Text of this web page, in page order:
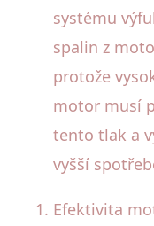
systému
spalin z
protože
motor musí
tento tlak a
vyšší
Efektivita